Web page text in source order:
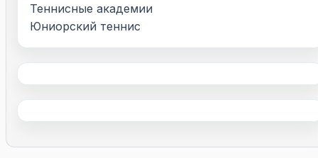
Теннисные академии
Юниорский теннис